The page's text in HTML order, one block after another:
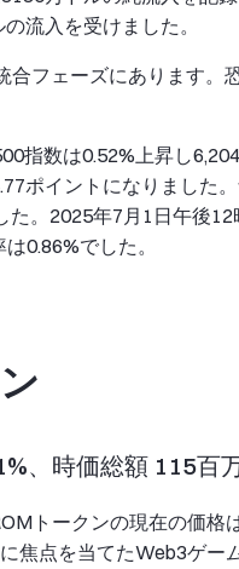
流入を受けました。
合フェーズにあります
指数は0.52%上昇し
ポイントになりました
た。2025年7月1日午後
0.86%でした。
、時価総額 115百
トークンの現在の価格
焦点を当てたWeb3ゲ